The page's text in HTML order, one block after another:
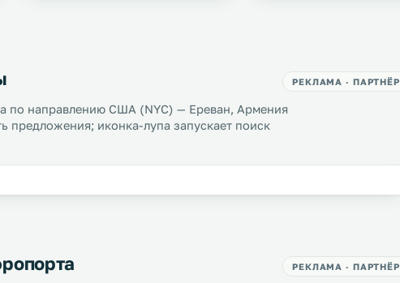
РЕКЛАМА · ПАРТНЁР
по направлению США (NYC) — Ереван, Армения
предложения; иконка-лупа запускает поиск
РЕКЛАМА · ПАРТНЁР